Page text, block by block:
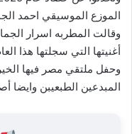
الموزع الموسيقي احمد
وقالت المطربه اسرار
أغنيتها التي سجلتها هذا
وحفل ملتقي مصر فيها
المبدعين الطبعيبن وايضا